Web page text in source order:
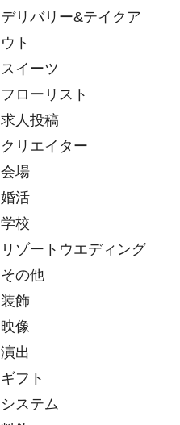
デリバリー&テイクア
ウト
スイーツ
フローリスト
求人投稿
クリエイター
会場
婚活
学校
リゾートウエディング
その他
装飾
映像
演出
ギフト
システム